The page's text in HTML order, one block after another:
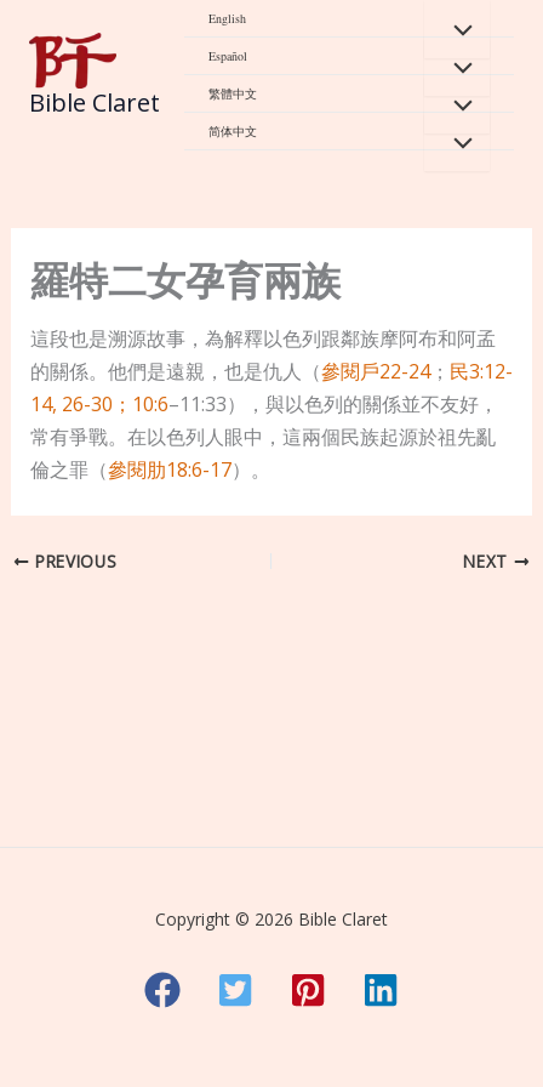
content
Bible Claret
English
Español
繁體中文
简体中文
羅特二女孕育兩族
這段也是溯源故事，為解釋以色列跟鄰族摩阿布和阿孟
的關係。他們是遠親，也是仇人（參閱戶22-24； 民3:12-
14, 26-30；10:6–11:33），與以色列的關係並不友好，
常有爭戰。在以色列人眼中，這兩個民族起源於祖先亂
倫之罪（參閱肋18:6-17）。
PREVIOUS NEXT
Copyright © 2026 Bible Claret